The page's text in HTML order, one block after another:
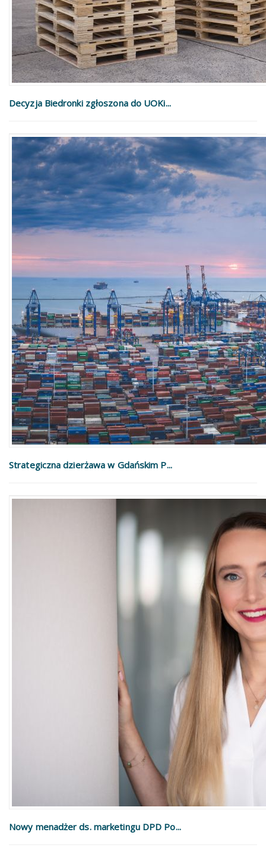
Decyzja Biedronki zgłoszona do UOKi...
Strategiczna dzierżawa w Gdańskim P...
Nowy menadżer ds. marketingu DPD Po...